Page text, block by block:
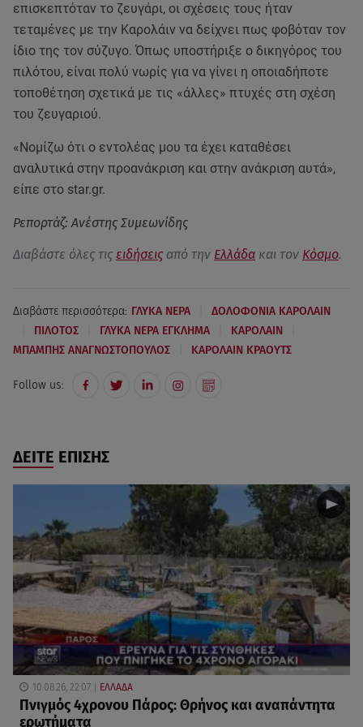
επισκεπτόταν το ζευγάρι, οι σχέσεις τους ήταν
τεταμένες με την Καρολάιν να δείχνει πως φοβόταν τον
ίδιο της τον σύζυγο. Όπως υποστήριξε ο δικηγόρος του
πιλότου, είναι πολύ νωρίς για να γίνει η οποιαδήποτε
τοποθέτηση σχετικά με τις «άλλες» πτυχές στη σχέση
του ζευγαριού.
«Νομίζω ότι ο εντολέας μου τα έχει καταθέσει
αναλυτικά στην προανάκριση και στην ανάκριση αυτά»,
είπε στο star.gr.
Ρεπορτάζ: Ανέστης Συμεωνίδης
Διαβάστε όλες τις ειδήσεις από την Ελλάδα και τον Κόσμο.
Διαβάστε περισσότερα: ΓΛΥΚΑ ΝΕΡΑ ΔΟΛΟΦΟΝΙΑ ΚΑΡΟΛΑΙΝ
ΠΙΛΟΤΟΣ ΓΛΥΚΑ ΝΕΡΑ ΕΓΚΛΗΜΑ ΚΑΡΟΛΑΙΝ
ΜΠΑΜΠΗΣ ΑΝΑΓΝΩΣΤΟΠΟΥΛΟΣ ΚΑΡΟΛΑΙΝ ΚΡΑΟΥΤΣ
Follow us:
ΔΕΙΤΕ ΕΠΙΣΗΣ
10.08.26, 22:07 ΕΛΛΑΔΑ
Πνιγμός 4χρονου Πάρος: Θρήνος και αναπάντητα
ερωτήματα